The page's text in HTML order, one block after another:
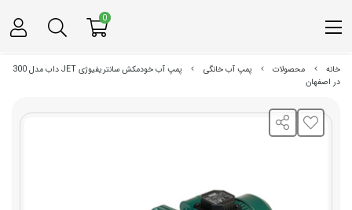
خانه محصولات پمپ آب خانگی
پمپ آب خودمکش سانتریفیوژی JET داب مدل 300
در اصفهان
0